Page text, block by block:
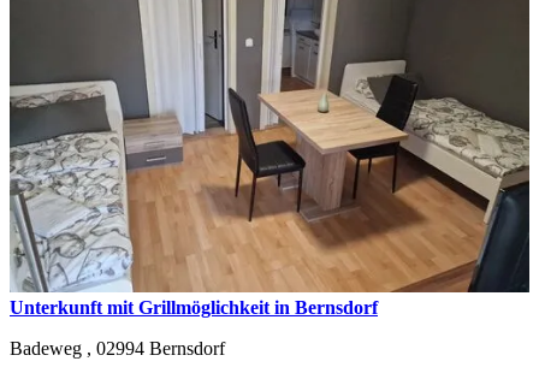
Unterkunft mit Grillmöglichkeit in Bernsdorf
Badeweg , 02994 Bernsdorf